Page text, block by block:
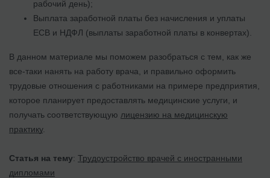
рабочий день);
Выплата заработной платы без начисления и уплаты
ЕСВ и НДФЛ (выплаты заработной платы в конвертах).
В данном материале мы поможем разобраться с тем, как же
все-таки нанять на работу врача, и правильно оформить
трудовые отношения с работниками на примере предприятия,
которое планирует предоставлять медицинские услуги, и
получать соответствующую лицензию на медицинскую
практику.
Статья на тему: Трудоустройство врачей с иностранными
дипломами